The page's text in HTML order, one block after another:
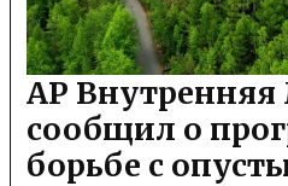
АР
сообщил о
борьбе с